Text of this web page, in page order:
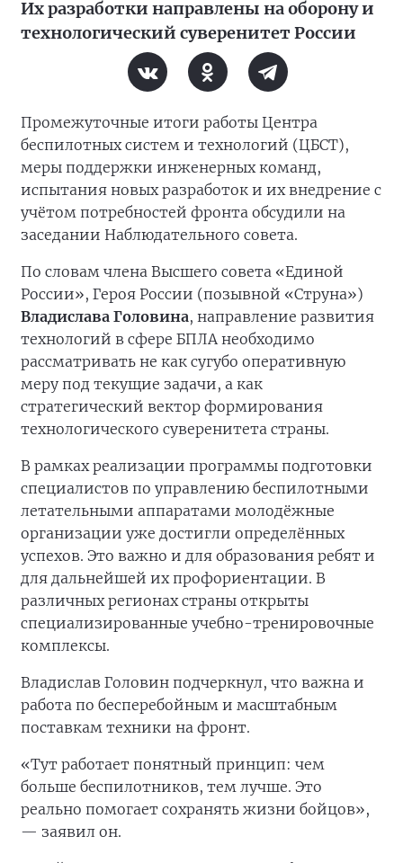
Их разработки направлены на оборону и
технологический суверенитет России
Промежуточные итоги работы Центра
беспилотных систем и технологий (ЦБСТ),
меры поддержки инженерных команд,
испытания новых разработок и их внедрение с
учётом потребностей фронта обсудили на
заседании Наблюдательного совета.
По словам члена Высшего совета «Единой
России», Героя России (позывной «Струна»)
Владислава Головина, направление развития
технологий в сфере БПЛА необходимо
рассматривать не как сугубо оперативную
меру под текущие задачи, а как
стратегический вектор формирования
технологического суверенитета страны.
В рамках реализации программы подготовки
специалистов по управлению беспилотными
летательными аппаратами молодёжные
организации уже достигли определённых
успехов. Это важно и для образования ребят и
для дальнейшей их профориентации. В
различных регионах страны открыты
специализированные учебно-тренировочные
комплексы.
Владислав Головин подчеркнул, что важна и
работа по бесперебойным и масштабным
поставкам техники на фронт.
«Тут работает понятный принцип: чем
больше беспилотников, тем лучше. Это
реально помогает сохранять жизни бойцов»,
— заявил он.